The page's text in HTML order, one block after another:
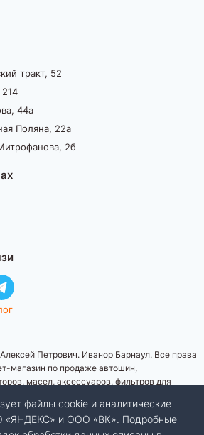
тракт, 52
44а
Поляна, 22а
2б
Петрович. Иванор Барнаул. Все права
магазин по продаже автошин,
масел, аксессуаров, фильтров для
Представленная информация о товарах, их
фото, наличия на складе ни при каких
файлы cookie и аналитические
«ЯНДЕКС» и ООО «ВК». Подробные